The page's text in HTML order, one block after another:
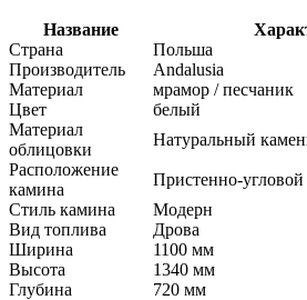
Название
Страна
Польша
Производитель
Andalusia
Материал
мрамор / песчаник
Цвет
белый
Материал
облицовки
Натуральный
Расположение
камина
Пристенно-угловой
Стиль камина
Модерн
Вид топлива
Дрова
Ширина
1100 мм
Высота
1340 мм
Глубина
720 мм